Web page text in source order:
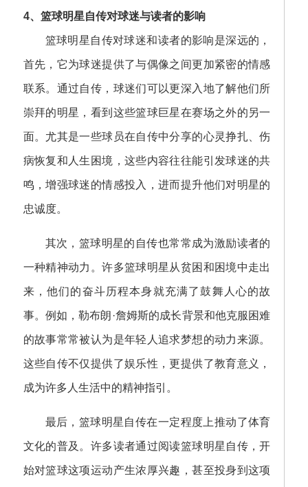
4、篮球明星自传对球迷与读者的影响
篮球明星自传对球迷和读者的影响是深远的，
首先，它为球迷提供了与偶像之间更加紧密的情感
联系。通过自传，球迷们可以更深入地了解他们所
崇拜的明星，看到这些篮球巨星在赛场之外的另一
面。尤其是一些球员在自传中分享的心灵挣扎、伤
病恢复和人生困境，这些内容往往能引发球迷的共
鸣，增强球迷的情感投入，进而提升他们对明星的
忠诚度。
其次，篮球明星的自传也常常成为激励读者的
一种精神动力。许多篮球明星从贫困和困境中走出
来，他们的奋斗历程本身就充满了鼓舞人心的故
事。例如，勒布朗·詹姆斯的成长背景和他克服困难
的故事常常被认为是年轻人追求梦想的动力来源。
这些自传不仅提供了娱乐性，更提供了教育意义，
成为许多人生活中的精神指引。
最后，篮球明星自传在一定程度上推动了体育
文化的普及。许多读者通过阅读篮球明星自传，开
始对篮球这项运动产生浓厚兴趣，甚至投身到这项